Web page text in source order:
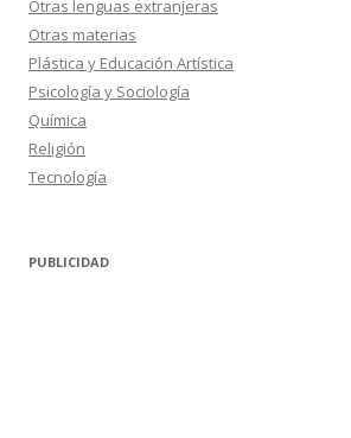
Otras lenguas extranjeras
Otras materias
Plástica y Educación Artística
Psicología y Sociología
Química
Religión
Tecnología
PUBLICIDAD